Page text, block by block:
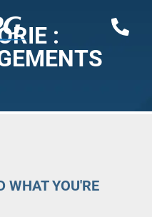
:
WHAT YOU'RE